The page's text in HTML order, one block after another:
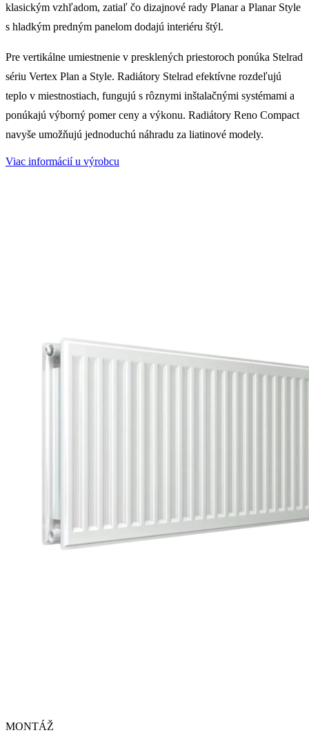
klasickým vzhľadom, zatiaľ čo dizajnové rady Planar a Planar Style
s hladkým predným panelom dodajú interiéru štýl.
Pre vertikálne umiestnenie v presklených priestoroch ponúka Stelrad
sériu Vertex Plan a Style. Radiátory Stelrad efektívne rozdeľujú
teplo v miestnostiach, fungujú s rôznymi inštalačnými systémami a
ponúkajú výborný pomer ceny a výkonu. Radiátory Reno Compact
navyše umožňujú jednoduchú náhradu za liatinové modely.
Viac informácií u výrobcu
MONTÁŽ